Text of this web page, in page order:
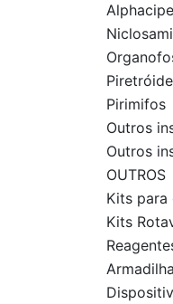
Pirimifos
Outros
Outros
OUTROS
Kits para
Kits